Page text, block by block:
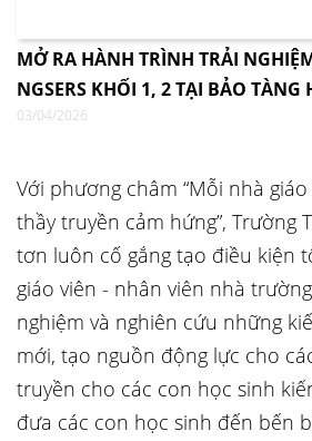
MỞ RA HÀNH TRÌNH TRẢI
NGSERS KHỐI 1, 2 TẠI BẢO TÀNG
03/04/2026
Với phương châm “Mỗi nhà
thầy truyền cảm hứng”, Trường
tơn luôn cố gắng tạo điều kiện
giáo viên - nhân viên nhà
nghiệm và nghiên cứu những
mới, tạo nguồn động lực cho
truyền cho các con học sinh
đưa các con học sinh đến bến